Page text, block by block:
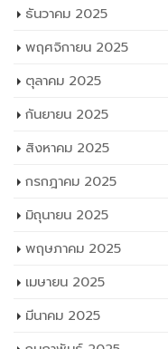
ธันวาคม 2025
พฤศจิกายน 2025
ตุลาคม 2025
กันยายน 2025
สิงหาคม 2025
กรกฎาคม 2025
มิถุนายน 2025
พฤษภาคม 2025
เมษายน 2025
มีนาคม 2025